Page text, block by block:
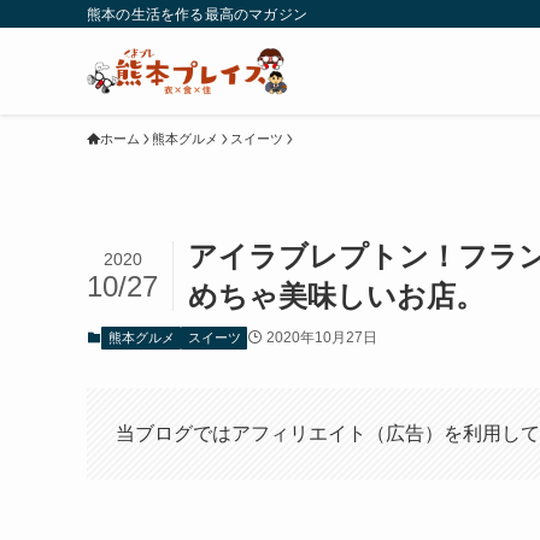
熊本の生活を作る最高のマガジン
ホーム 熊本グルメ スイーツ
アイラブレプトン！フラ
めちゃ美味しいお店。
2020
10/27
熊本グルメ スイーツ 2020年10月27日
当ブログではアフィリエイト（広告）を利用し